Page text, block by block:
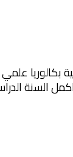
بكالوريا
السنة